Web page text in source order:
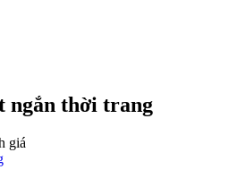
ngắn thời trang
giá